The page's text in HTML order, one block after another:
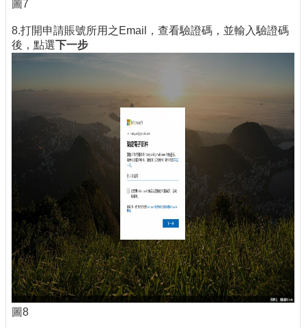
圖7
8.打開申請賬號所用之Email，查看驗證碼，並輸入驗證碼
後，點選下一步
圖8